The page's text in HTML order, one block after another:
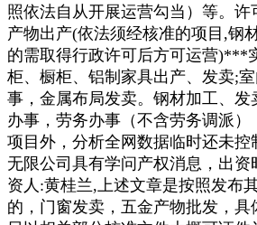
照依法自从开展运营勾当）等。
产物出产(依法须经核准的项目,钢
的需取得行政许可后方可运营)***
柜、橱柜、铝制家具出产、发卖;
事，金属布局发卖。钢材加工、发
办事，劳务办事（不含劳务调派）
项目外，分析全网数据临时还未
无限公司具有学问产权消息，出资
资人:黄桂兰,上述文章是按照发布
的，门窗发卖，五金产物批发，具